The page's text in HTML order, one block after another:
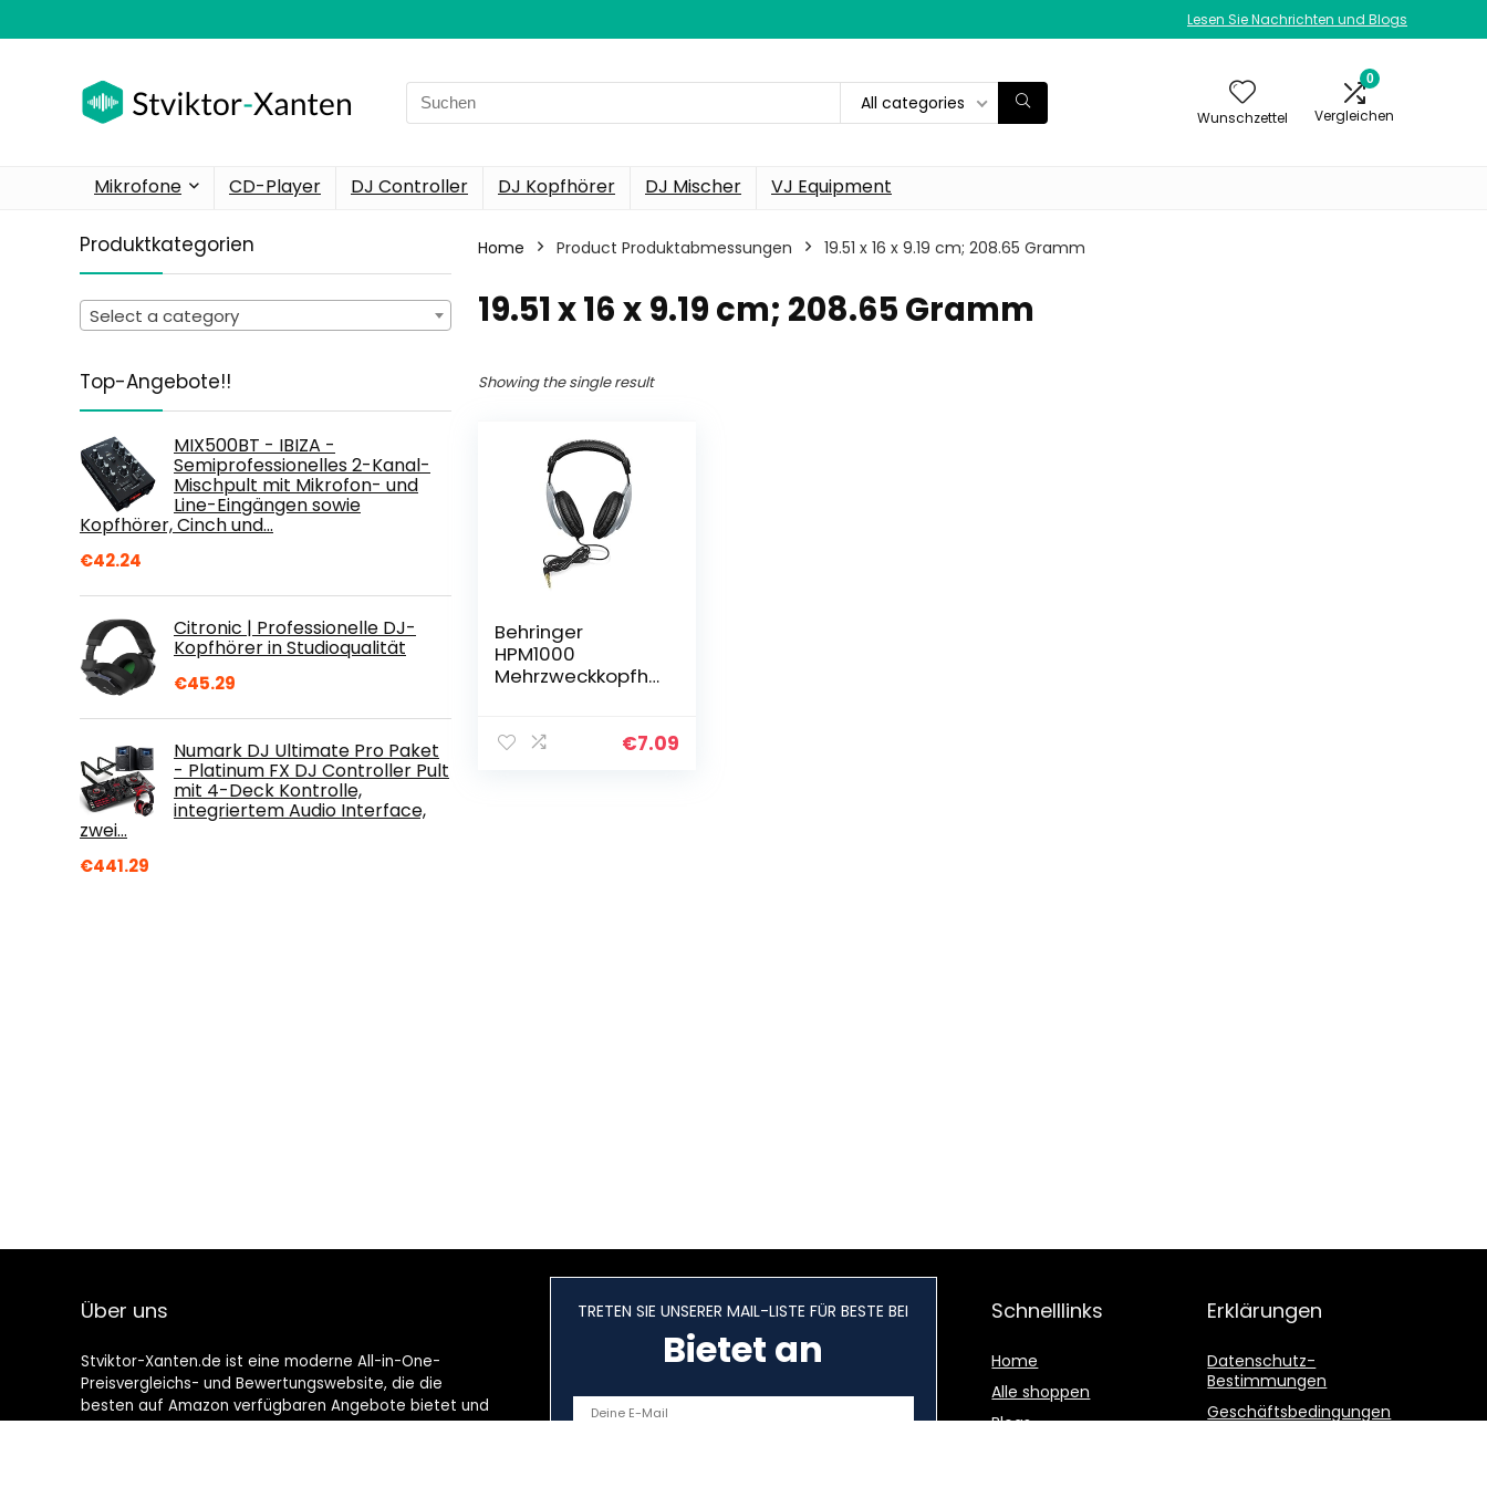
Lesen Sie Nachrichten und Blogs
Search
for:
All categories
Wunschzettel
0
Vergleichen
Mikrofone CD-Player DJ Controller DJ Kopfhörer DJ Mischer VJ Equipment
Produktkategorien
Select a category
Top-Angebote!!
MIX500BT - IBIZA -
Semiprofessionelles 2-Kanal-
Mischpult mit Mikrofon- und
Line-Eingängen sowie
Kopfhörer, Cinch und…
€42.24
Citronic | Professionelle DJ-
Kopfhörer in Studioqualität
€45.29
Numark DJ Ultimate Pro Paket
- Platinum FX DJ Controller Pult
mit 4-Deck Kontrolle,
integriertem Audio Interface,
zwei…
€441.29
Home Product Produktabmessungen ‎19.51 x 16 x 9.19 cm; 208.65 Gramm
‎19.51 x 16 x 9.19 cm; 208.65 Gramm
Showing the single result
Behringer
HPM1000
Mehrzweckkopfhö
€7.09
Über uns
Stviktor-Xanten.de ist eine moderne All-in-One-
Preisvergleichs- und Bewertungswebsite, die die
besten auf Amazon verfügbaren Angebote bietet und
Sie durch die neuesten hinzugefügten Blogs auf dem
TRETEN SIE UNSERER MAIL-LISTE FÜR BESTE BEI
Bietet an
Schnelllinks
Home
Alle shoppen
Blogs
Erklärungen
Datenschutz-
Bestimmungen
Geschäftsbedingungen